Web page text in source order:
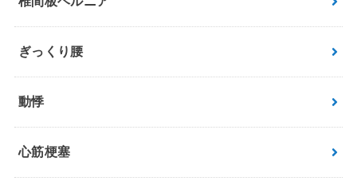
ぎっくり腰
動悸
心筋梗塞